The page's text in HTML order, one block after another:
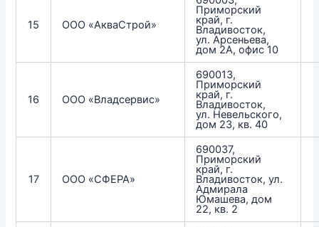
15 ООО «АкваСтрой»
Приморский
край, г.
Владивосток,
ул. Арсеньева,
дом 2А, офис 10
16 ООО «Владсервис»
690013,
Приморский
край, г.
Владивосток,
ул. Невельского,
дом 23, кв. 40
17 ООО «СФЕРА»
690037,
Приморский
край, г.
Владивосток, ул.
Адмирала
Юмашева, дом
22, кв. 2